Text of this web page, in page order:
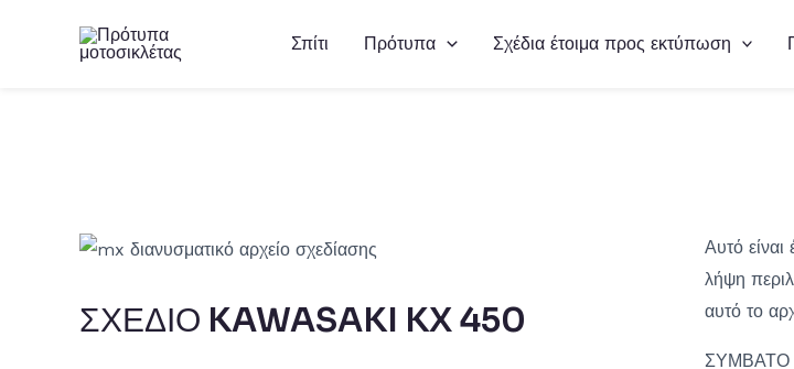
Σπίτι Πρότυπα Σχέδια έτοιμα προς εκτύπωση
ΣΧΕΔΙΟ KAWASAKI KX 450
Αυτό είναι
λήψη
αυτό το
ΣΥΜΒΑΤΟ